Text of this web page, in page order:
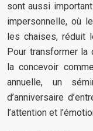
sont aussi
impersonnelle, où
les chaises, réduit
Pour transformer la
la concevoir
annuelle, un
d’anniversaire
l’attention et